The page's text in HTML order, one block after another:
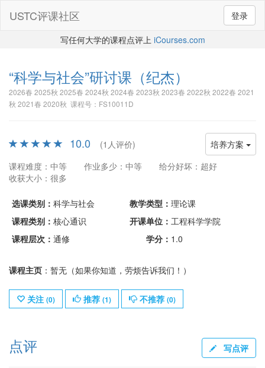
登录
USTC评课社区
写任何大学的课程点评上 iCourses.com
“科学与社会”研讨课 （纪杰）
2026春 2025秋 2025春 2024秋 2024春 2023秋 2023春 2022秋 2022春 2021
秋 2021春 2020秋 课程号：FS10011D
培养方案
10.0
(1人评价)
课程难度：中等
作业多少：中等
给分好坏：超好
收获大小：很多
选课类别： 科学与社会 教学类型： 理论课
课程类别： 核心通识 开课单位： 工程科学学院
课程层次： 通修 学分： 1.0
课程主页 ：暂无（如果你知道，劳烦告诉我们！）
关注 (0) 推荐 (1) 不推荐 (0)
点评 写点评